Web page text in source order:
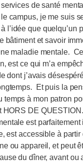
de santé
campus, je me suis
l’idée que quelqu’un
bâtiment et savoir
maladie mentale.
est ce qui m’a
dont j’avais
Et puis la
temps à mon patron
HORS DE
est parfaitement
est accessible à partir
ou appareil, et peut
du dîner, avant ou